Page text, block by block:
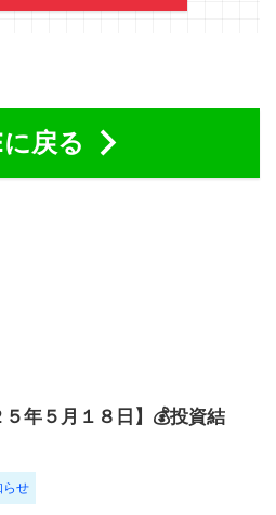
戻る
５年５月１８日】💰投資結
らせ